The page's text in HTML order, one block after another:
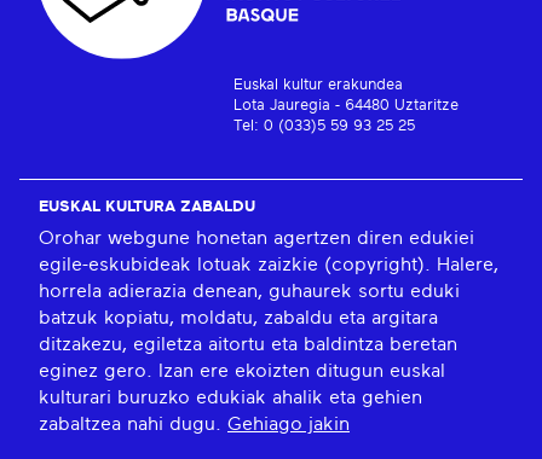
Euskal kultur erakundea
Lota Jauregia - 64480 Uztaritze
Tel: 0 (033)5 59 93 25 25
EUSKAL KULTURA ZABALDU
Orohar webgune honetan agertzen diren edukiei
egile-eskubideak lotuak zaizkie (copyright). Halere,
horrela adierazia denean, guhaurek sortu eduki
batzuk kopiatu, moldatu, zabaldu eta argitara
ditzakezu, egiletza aitortu eta baldintza beretan
eginez gero. Izan ere ekoizten ditugun euskal
kulturari buruzko edukiak ahalik eta gehien
zabaltzea nahi dugu. Gehiago jakin